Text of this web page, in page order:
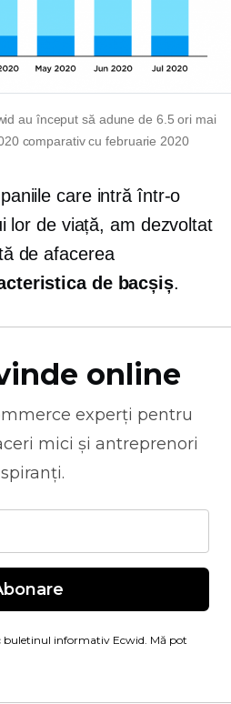
au început să adune de 6.5 ori mai
comparativ cu februarie 2020
care intră într-o
lor de viață, am dezvoltat
de afacerea
de bacșiș.
online
experți pentru
mici și antreprenori
buletinul informativ Ecwid. Mă pot